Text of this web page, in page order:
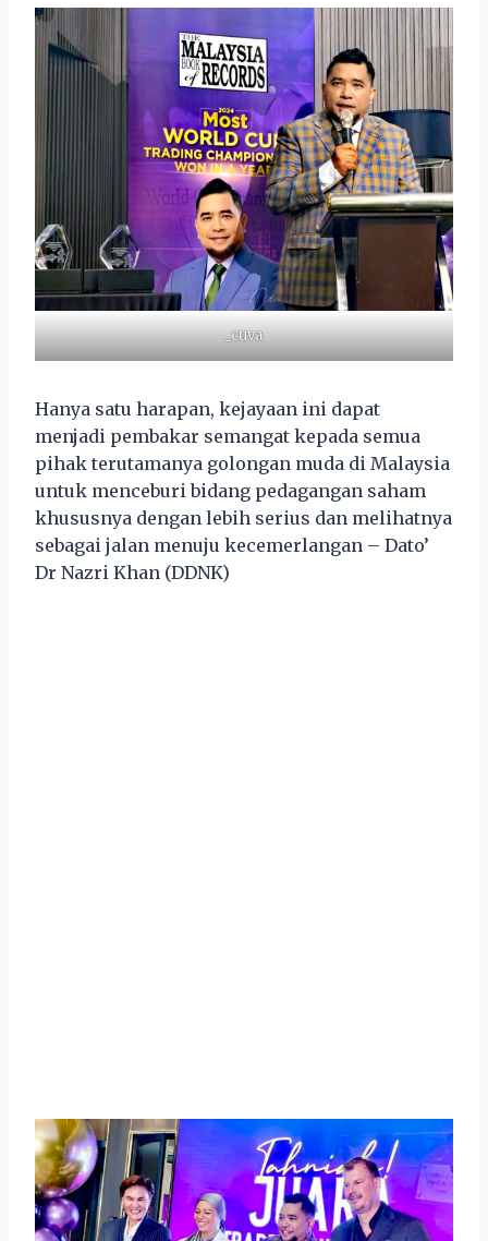
_cuva
Hanya satu harapan, kejayaan ini dapat
menjadi pembakar semangat kepada semua
pihak terutamanya golongan muda di Malaysia
untuk menceburi bidang pedagangan saham
khususnya dengan lebih serius dan melihatnya
sebagai jalan menuju kecemerlangan – Dato’
Dr Nazri Khan (DDNK)